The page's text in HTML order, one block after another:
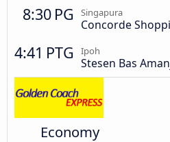
8:30 PG Singapura
Concorde
4:41 PTG Ipoh
Stesen Bas
Economy